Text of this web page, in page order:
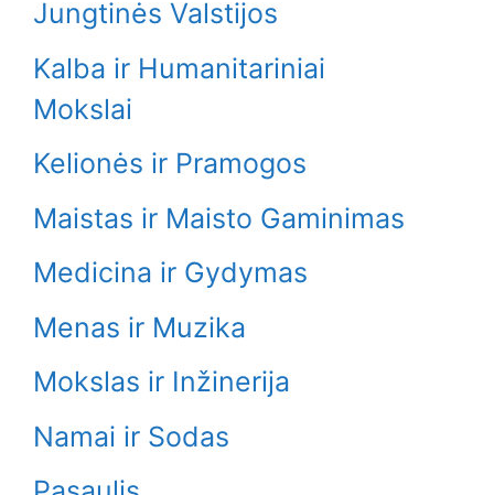
Jungtinės Valstijos
Kalba ir Humanitariniai
Mokslai
Kelionės ir Pramogos
Maistas ir Maisto Gaminimas
Medicina ir Gydymas
Menas ir Muzika
Mokslas ir Inžinerija
Namai ir Sodas